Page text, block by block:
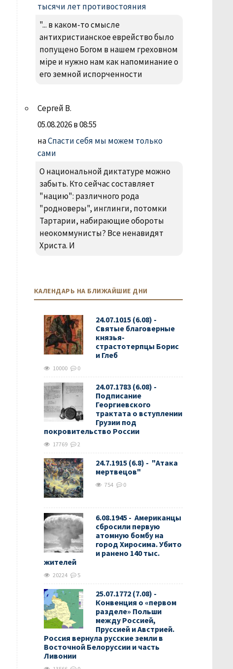
тысячи лет противостояния
"... в каком-то смысле
антихристианское еврейство было
попущено Богом в нашем греховном
міре и нужно нам как напоминание о
его земной испорченности
Сергей В.
05.08.2026 в 08:55
наСпасти себя мы можем только
сами
О национальной диктатуре можно
забыть. Кто сейчас составляет
"нацию": различного рода
"родноверы", инглинги, потомки
Тартарии, набирающие обороты
неокоммунисты? Все ненавидят
Христа. И
КАЛЕНДАРЬ НА БЛИЖАЙШИЕ ДНИ
24.07.1015 (6.08) -
Святые благоверные
князья-
страстотерпцы Борис
и Глеб
10000 0
24.07.1783 (6.08) -
Подписание
Георгиевского
трактата о вступлении
Грузии под
покровительство России
17769 2
24.7.1915 (6.8) - "Атака
мертвецов"
754 0
6.08.1945 - Американцы
сбросили первую
атомную бомбу на
город Хиросима. Убито
и ранено 140 тыс.
жителей
20224 5
25.07.1772 (7.08) -
Конвенция о «первом
разделе» Польши
между Россией,
Пруссией и Австрией.
Россия вернула русские земли в
Восточной Белоруссии и часть
Ливонии